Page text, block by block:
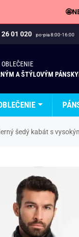
01 020 po-pia 8:00-16:00
A ŠTÝLOVÝM
šedý kabát s